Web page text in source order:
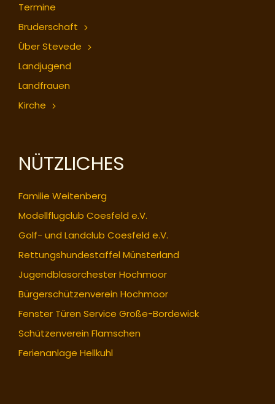
Termine
Bruderschaft
Über Stevede
Landjugend
Landfrauen
Kirche
NÜTZLICHES
Familie Weitenberg
Modellflugclub Coesfeld e.V.
Golf- und Landclub Coesfeld e.V.
Rettungshundestaffel Münsterland
Jugendblasorchester Hochmoor
Bürgerschützenverein Hochmoor
Fenster Türen Service Große-Bordewick
Schützenverein Flamschen
Ferienanlage Hellkuhl